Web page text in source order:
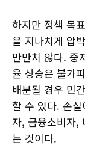
하지만 정책 목
을 지나치게 압
만만치 않다. 중
율 상승은 불가
배분될 경우 민
할 수 있다. 손
자, 금융소비자,
는 것이다.